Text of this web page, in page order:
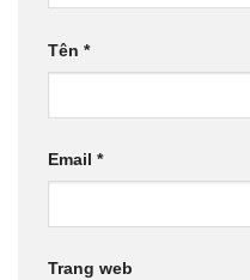
Tên *
Email *
Trang web